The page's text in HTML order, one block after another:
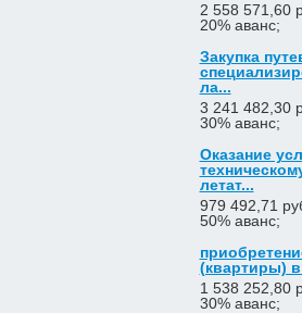
2 558 571,60
20% аванс;
Закупка
ла...
3 241 482,30
30% аванс;
Оказание
летат...
979 492,71
50% аванс;
(квартиры)
1 538 252,80
30% аванс;